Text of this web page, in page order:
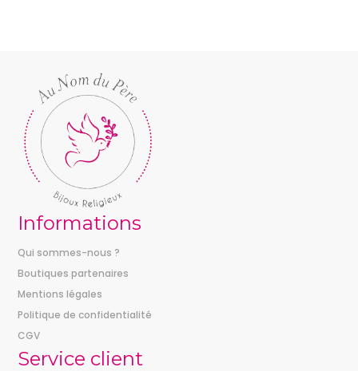
Informations
Qui sommes-nous ?
Boutiques partenaires
Mentions légales
Politique de confidentialité
CGV
Service client